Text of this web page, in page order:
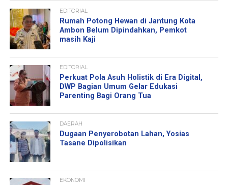
EDITORIAL
Rumah Potong Hewan di Jantung Kota
Ambon Belum Dipindahkan, Pemkot
masih Kaji
EDITORIAL
Perkuat Pola Asuh Holistik di Era Digital,
DWP Bagian Umum Gelar Edukasi
Parenting Bagi Orang Tua
DAERAH
Dugaan Penyerobotan Lahan, Yosias
Tasane Dipolisikan
EKONOMI